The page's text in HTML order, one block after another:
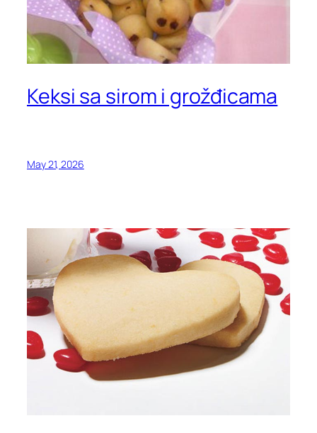
Keksi sa sirom i grožđicama
May 21, 2026